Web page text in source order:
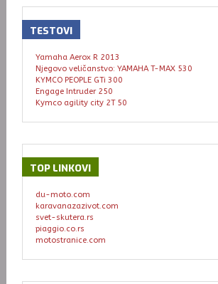
TESTOVI
Yamaha Aerox R 2013
Njegovo veličanstvo: YAMAHA T-MAX 530
KYMCO PEOPLE GTi 300
Engage Intruder 250
Kymco agility city 2T 50
TOP LINKOVI
du-moto.com
karavanazazivot.com
svet-skutera.rs
piaggio.co.rs
motostranice.com